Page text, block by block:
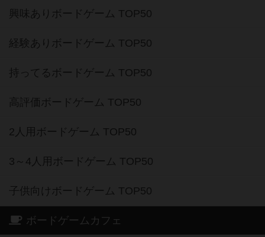
興味ありボードゲーム TOP50
経験ありボードゲーム TOP50
持ってるボードゲーム TOP50
高評価ボードゲーム TOP50
2人用ボードゲーム TOP50
3～4人用ボードゲーム TOP50
子供向けボードゲーム TOP50
ボードゲームカフェ